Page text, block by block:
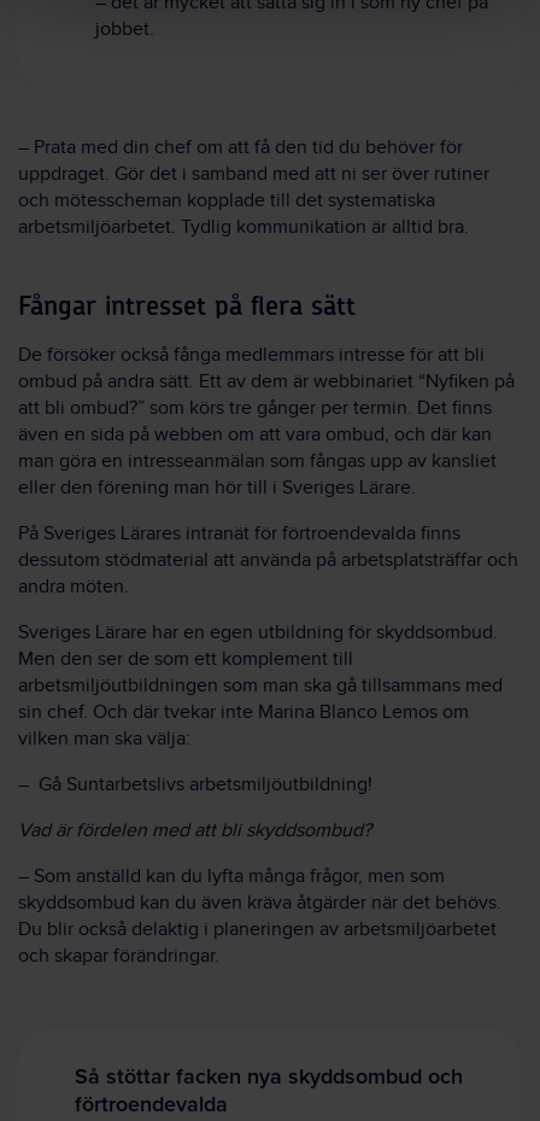
jobbet.
– Prata med din chef om att få den tid du behöver för
uppdraget. Gör det i samband med att ni ser över rutiner
och mötesscheman kopplade till det systematiska
arbetsmiljöarbetet. Tydlig kommunikation är alltid bra.
Fångar intresset på flera sätt
De försöker också fånga medlemmars intresse för att bli
ombud på andra sätt. Ett av dem är webbinariet “Nyfiken på
att bli ombud?” som körs tre gånger per termin. Det finns
även en sida på webben om att vara ombud, och där kan
man göra en intresseanmälan som fångas upp av kansliet
eller den förening man hör till i Sveriges Lärare.
På Sveriges Lärares intranät för förtroendevalda finns
dessutom stödmaterial att använda på arbetsplatsträffar och
andra möten.
Sveriges Lärare har en egen utbildning för skyddsombud.
Men den ser de som ett komplement till
arbetsmiljöutbildningen som man ska gå tillsammans med
sin chef. Och där tvekar inte Marina Blanco Lemos om
vilken man ska välja:
– Gå Suntarbetslivs arbetsmiljöutbildning!
Vad är fördelen med att bli skyddsombud?
– Som anställd kan du lyfta många frågor, men som
skyddsombud kan du även kräva åtgärder när det behövs.
Du blir också delaktig i planeringen av arbetsmiljöarbetet
och skapar förändringar.
Så stöttar facken nya skyddsombud och
förtroendevalda